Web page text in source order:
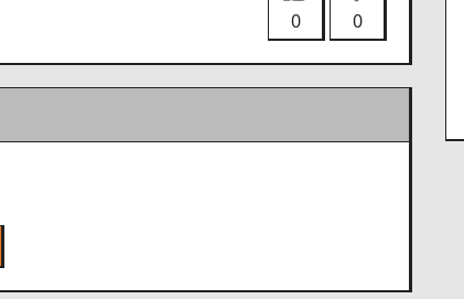
0 0